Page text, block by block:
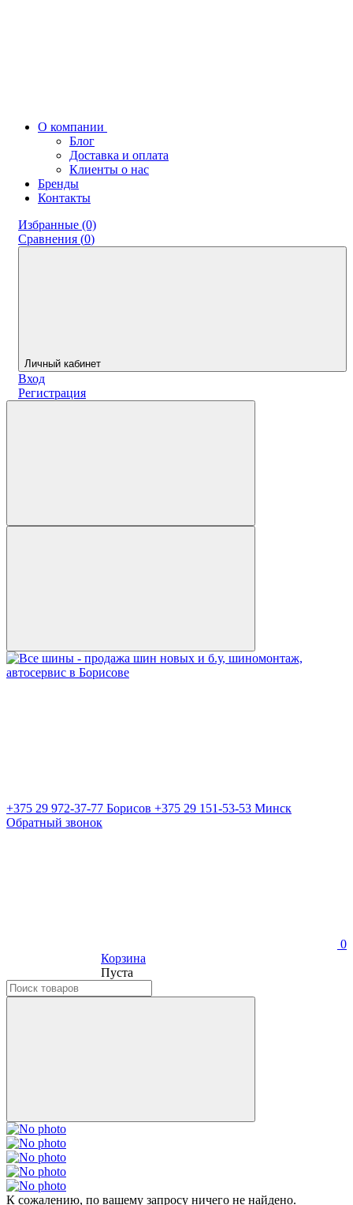
О компании
Блог
Доставка и оплата
Клиенты о нас
Бренды
Контакты
Избранные (0)
Сравнения (0)
Личный кабинет
Вход
Регистрация
+375 29 972-37-77 Борисов +375 29 151-53-53 Минск
Обратный звонок
0
Корзина
Пуста
К сожалению, по вашему запросу ничего не найдено.